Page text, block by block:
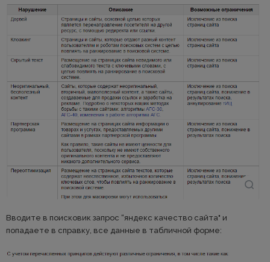
Вводите в поисковик запрос “яндекс качество сайта" и
попадаете в справку, все данные в табличной форме: